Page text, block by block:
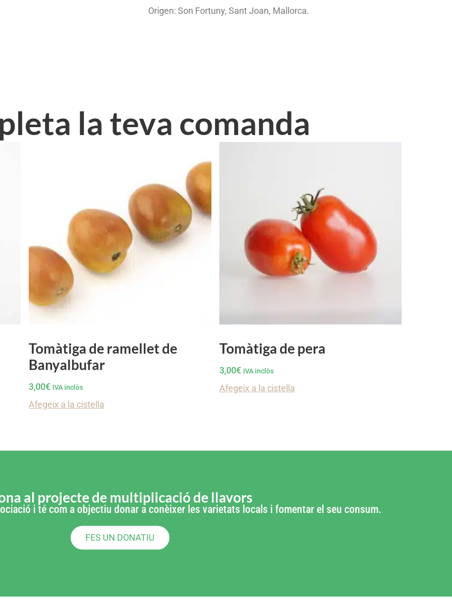
Origen: Son Fortuny, Sant Joan, Mallorca.
la teva comanda
Tomàtiga de ramellet de
Banyalbufar
3,00€ IVA inclòs
Afegeix a la cistella
Tomàtiga de pera
3,00€ IVA inclòs
Afegeix a la cistella
al projecte de multiplicació de llavors
i té com a objectiu donar a conèixer les varietats locals i fomentar el seu consum.
FES UN DONATIU